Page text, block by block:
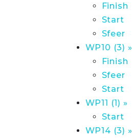
Finish
Start
Sfeer
WP10 (3) »
Finish
Sfeer
Start
WP11 (1) »
Start
WP14 (3) »